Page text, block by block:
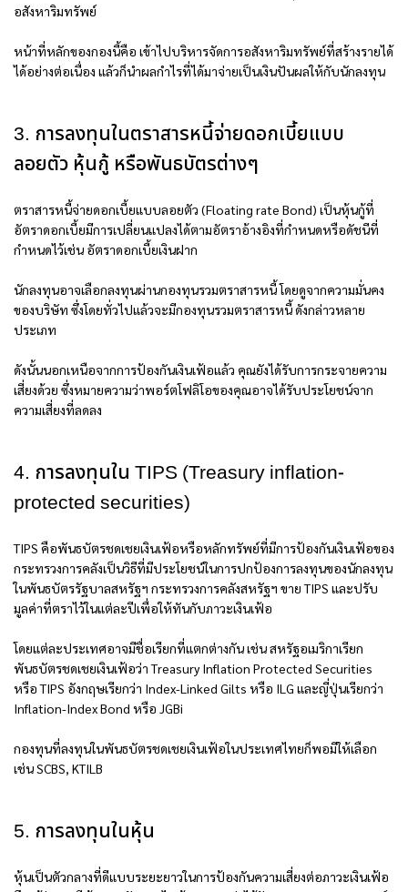
อสังหาริมทรัพย์
หน้าที่หลักของกองนี้คือ เข้าไปบริหารจัดการอสังหาริมทรัพย์ที่สร้างรายได้
ได้อย่างต่อเนื่อง แล้วก็นำผลกำไรที่ได้มาจ่ายเป็นเงินปันผลให้กับนักลงทุน
3. การลงทุนในตราสารหนี้จ่ายดอกเบี้ยแบบ
ลอยตัว หุ้นกู้ หรือพันธบัตรต่างๆ
ตราสารหนี้จ่ายดอกเบี้ยแบบลอยตัว (Floating rate Bond) เป็นหุ้นกู้ที่
อัตราดอกเบี้ยมีการเปลี่ยนแปลงได้ตามอัตราอ้างอิงที่กำหนดหรือดัชนีที่
กำหนดไว้เช่น อัตราดอกเบี้ยเงินฝาก
นักลงทุนอาจเลือกลงทุนผ่านกองทุนรวมตราสารหนี้ โดยดูจากความมั่นคง
ของบริษัท ซึ่งโดยทั่วไปแล้วจะมีกองทุนรวมตราสารหนี้ ดังกล่าวหลาย
ประเภท
ดังนั้นนอกเหนือจากการป้องกันเงินเฟ้อแล้ว คุณยังได้รับการกระจายความ
เสี่ยงด้วย ซึ่งหมายความว่าพอร์ตโฟลิโอของคุณอาจได้รับประโยชน์จาก
ความเสี่ยงที่ลดลง
4. การลงทุนใน TIPS (Treasury inflation-
protected securities)
TIPS คือพันธบัตรชดเชยเงินเฟ้อหรือหลักทรัพย์ที่มีการป้องกันเงินเฟ้อของ
กระทรวงการคลังเป็นวิธีที่มีประโยชน์ในการปกป้องการลงทุนของนักลงทุน
ในพันธบัตรรัฐบาลสหรัฐฯ กระทรวงการคลังสหรัฐฯ ขาย TIPS และปรับ
มูลค่าที่ตราไว้ในแต่ละปีเพื่อให้ทันกับภาวะเงินเฟ้อ
โดยแต่ละประเทศอาจมีชื่อเรียกที่แตกต่างกัน เช่น สหรัฐอเมริกาเรียก
พันธบัตรชดเชยเงินเฟ้อว่า Treasury Inflation Protected Securities
หรือ TIPS อังกฤษเรียกว่า Index-Linked Gilts หรือ ILG และญี่ปุ่นเรียกว่า
Inflation-Index Bond หรือ JGBi
กองทุนที่ลงทุนในพันธบัตรชดเชยเงินเฟ้อในประเทศไทยก็พอมีให้เลือก
เช่น SCBS, KTILB
5. การลงทุนในหุ้น
หุ้นเป็นตัวกลางที่ดีแบบระยะยาวในการป้องกันความเสี่ยงต่อภาวะเงินเฟ้อ